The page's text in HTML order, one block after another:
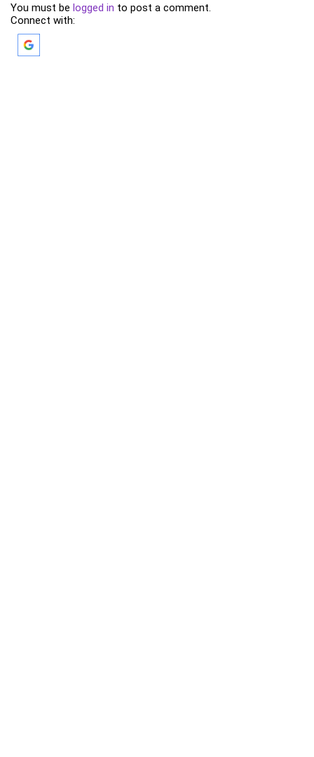
You must be logged in to post a comment.
Connect with: